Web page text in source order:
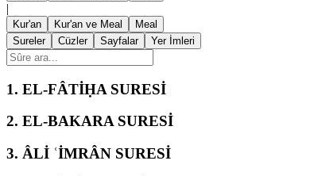
|
Kur'an Kur'an ve Meal
Meal
Sureler
Cüzler Sayfalar Yer İmleri
1. EL-FÂTİḤA SURESİ
2. EL-BAKARA SURESİ
3. ÂLİ ʿİMRÂN SURESİ